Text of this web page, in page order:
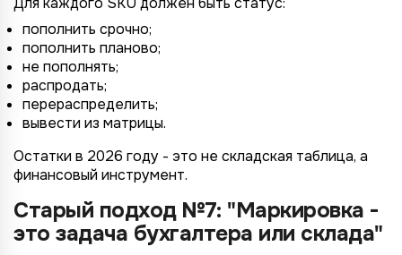
пополнить срочно;
пополнить планово;
не пополнять;
распродать;
перераспределить;
вывести из матрицы.
Остатки в 2026 году - это не складская таблица, а
финансовый инструмент.
Старый подход №7: "Маркировка -
это задача бухгалтера или склада"